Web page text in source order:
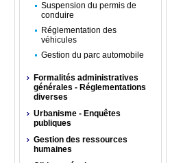
Suspension du permis de
conduire
Réglementation des
véhicules
Gestion du parc automobile
Formalités administratives
générales - Réglementations
diverses
Urbanisme - Enquêtes
publiques
Gestion des ressources
humaines